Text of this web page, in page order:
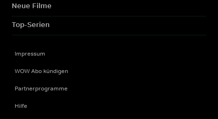
Neue Filme
Top-Serien
Impressum
WOW Abo kündigen
Partnerprogramme
Hilfe